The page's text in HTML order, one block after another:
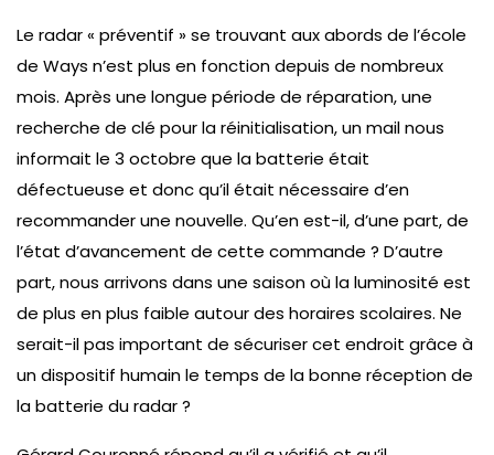
Le radar « préventif » se trouvant aux abords de l’école
de Ways n’est plus en fonction depuis de nombreux
mois. Après une longue période de réparation, une
recherche de clé pour la réinitialisation, un mail nous
informait le 3 octobre que la batterie était
défectueuse et donc qu’il était nécessaire d’en
recommander une nouvelle. Qu’en est-il, d’une part, de
l’état d’avancement de cette commande ? D’autre
part, nous arrivons dans une saison où la luminosité est
de plus en plus faible autour des horaires scolaires. Ne
serait-il pas important de sécuriser cet endroit grâce à
un dispositif humain le temps de la bonne réception de
la batterie du radar ?